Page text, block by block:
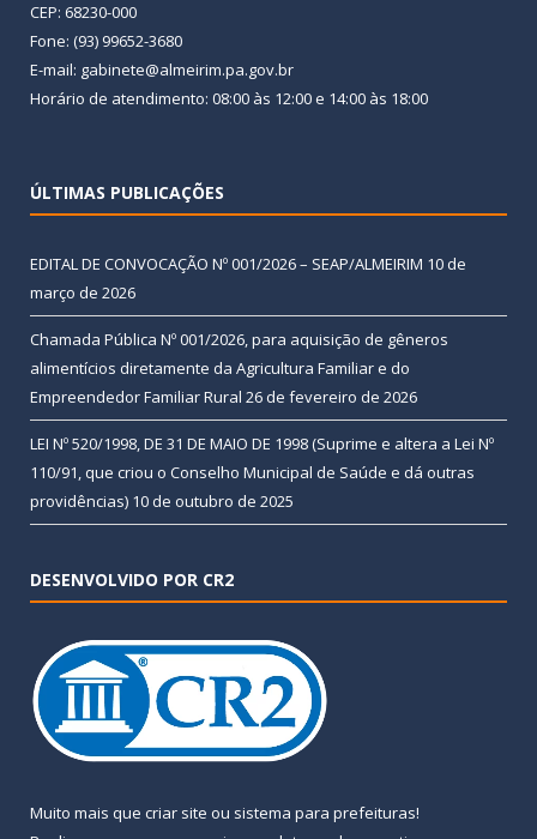
CEP: 68230-000
Fone: (93) 99652-3680
E-mail: gabinete@almeirim.pa.gov.br
Horário de atendimento: 08:00 às 12:00 e 14:00 às 18:00
ÚLTIMAS PUBLICAÇÕES
EDITAL DE CONVOCAÇÃO Nº 001/2026 – SEAP/ALMEIRIM 10 de
março de 2026
Chamada Pública Nº 001/2026, para aquisição de gêneros
alimentícios diretamente da Agricultura Familiar e do
Empreendedor Familiar Rural 26 de fevereiro de 2026
LEI Nº 520/1998, DE 31 DE MAIO DE 1998 (Suprime e altera a Lei Nº
110/91, que criou o Conselho Municipal de Saúde e dá outras
providências) 10 de outubro de 2025
DESENVOLVIDO POR CR2
Muito mais que criar site ou sistema para prefeituras!